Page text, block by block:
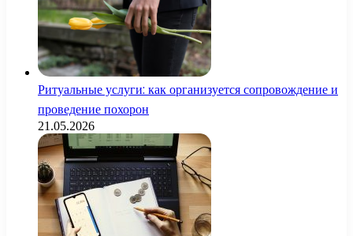
Ритуальные услуги: как организуется сопровождение и
проведение похорон
21.05.2026